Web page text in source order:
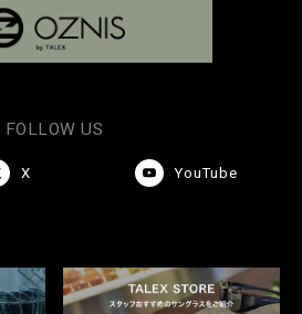
FOLLOW US
X YouTube